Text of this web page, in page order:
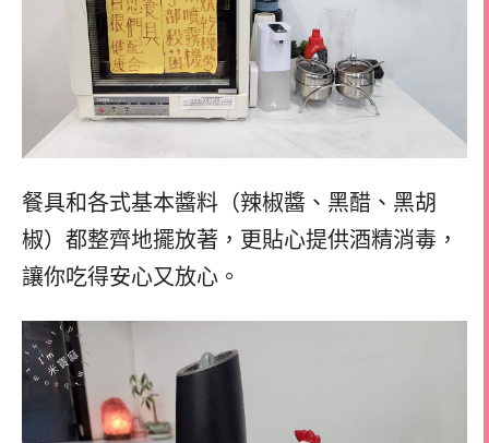
餐具和各式基本醬料（辣椒醬、黑醋、黑胡
椒）都整齊地擺放著，更貼心提供酒精消毒，
讓你吃得安心又放心。